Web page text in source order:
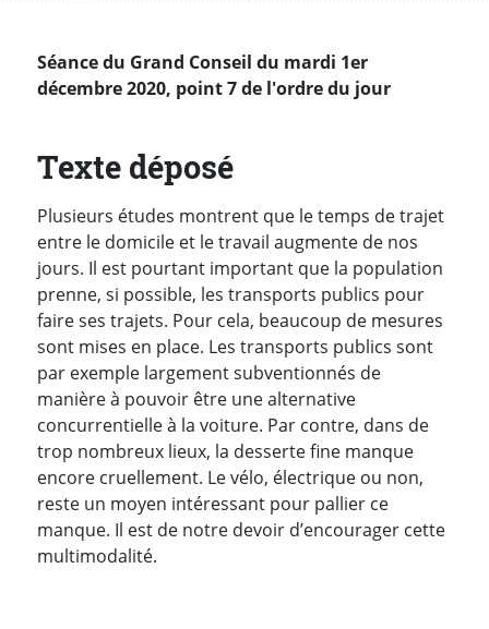
Séance du Grand Conseil du mardi 1er
décembre 2020, point 7 de l'ordre du jour
Texte déposé
Plusieurs études montrent que le temps de trajet
entre le domicile et le travail augmente de nos
jours. Il est pourtant important que la population
prenne, si possible, les transports publics pour
faire ses trajets. Pour cela, beaucoup de mesures
sont mises en place. Les transports publics sont
par exemple largement subventionnés de
manière à pouvoir être une alternative
concurrentielle à la voiture. Par contre, dans de
trop nombreux lieux, la desserte fine manque
encore cruellement. Le vélo, électrique ou non,
reste un moyen intéressant pour pallier ce
manque. Il est de notre devoir d’encourager cette
multimodalité.